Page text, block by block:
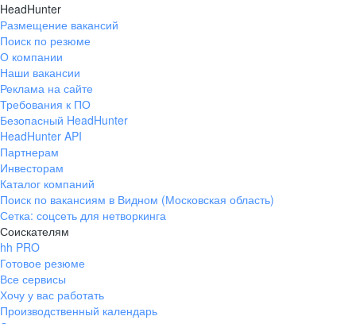
HeadHunter
Размещение вакансий
Поиск по резюме
О компании
Наши вакансии
Реклама на сайте
Требования к ПО
Безопасный HeadHunter
HeadHunter API
Партнерам
Инвесторам
Каталог компаний
Поиск по вакансиям в Видном (Московская область)
Сетка: соцсеть для нетворкинга
Соискателям
hh PRO
Готовое резюме
Все сервисы
Хочу у вас работать
Производственный календарь